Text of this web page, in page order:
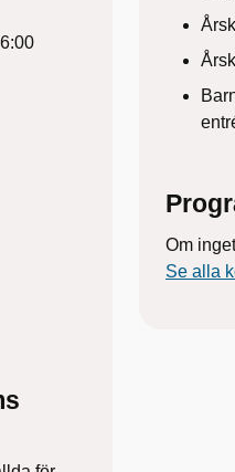
Om
Se alla